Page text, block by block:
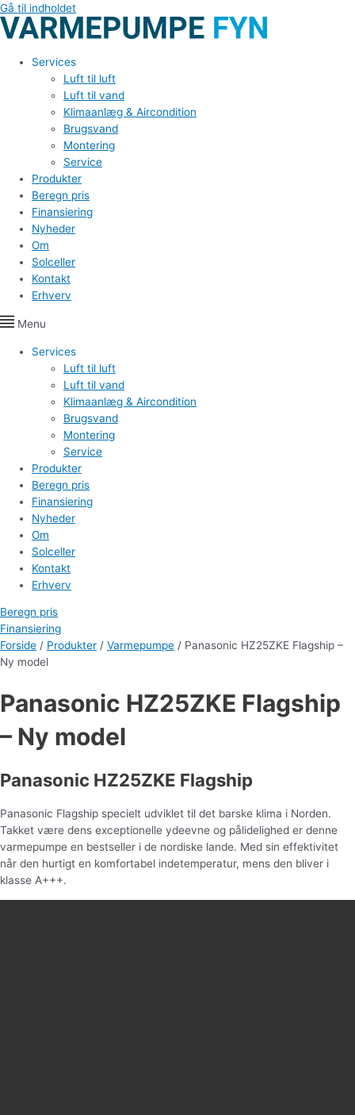
Gå til indholdet
Services
Luft til luft
Luft til vand
Klimaanlæg & Aircondition
Brugsvand
Montering
Service
Produkter
Beregn pris
Finansiering
Nyheder
Om
Solceller
Kontakt
Erhverv
Menu
Services
Luft til luft
Luft til vand
Klimaanlæg & Aircondition
Brugsvand
Montering
Service
Produkter
Beregn pris
Finansiering
Nyheder
Om
Solceller
Kontakt
Erhverv
Beregn pris
Finansiering
Forside / Produkter / Varmepumpe / Panasonic HZ25ZKE Flagship –
Ny model
Panasonic HZ25ZKE Flagship
– Ny model
Panasonic HZ25ZKE Flagship
Panasonic Flagship specielt udviklet til det barske klima i Norden.
Takket være dens exceptionelle ydeevne og pålidelighed er denne
varmepumpe en bestseller i de nordiske lande. Med sin effektivitet
når den hurtigt en komfortabel indetemperatur, mens den bliver i
klasse A+++.